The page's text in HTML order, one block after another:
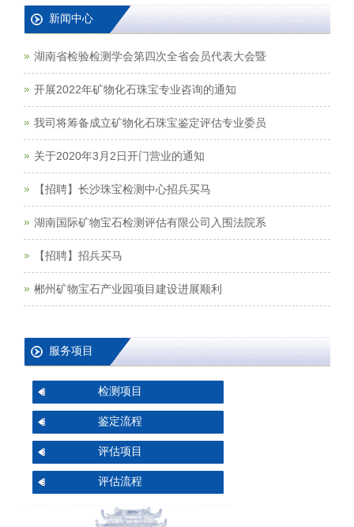
新闻中心
湖南省检验检测学会第四次全省会员代表大会暨
开展2022年矿物化石珠宝专业咨询的通知
我司将筹备成立矿物化石珠宝鉴定评估专业委员
关于2020年3月2日开门营业的通知
【招聘】长沙珠宝检测中心招兵买马
湖南国际矿物宝石检测评估有限公司入围法院系
【招聘】招兵买马
郴州矿物宝石产业园项目建设进展顺利
服务项目
检测项目
鉴定流程
评估项目
评估流程